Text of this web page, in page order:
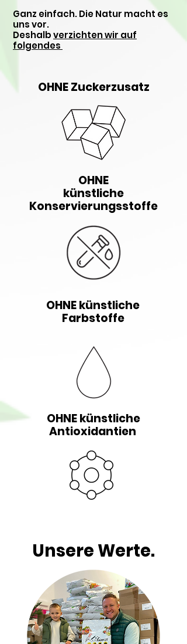
Ganz einfach. Die Natur macht es
uns vor.
Deshalbverzichten wir auf
folgendes
OHNE Zuckerzusatz
OHNE
künstliche
Konservierungsstoffe
OHNE künstliche
Farbstoffe
OHNE künstliche
Antioxidantien
Unsere Werte.